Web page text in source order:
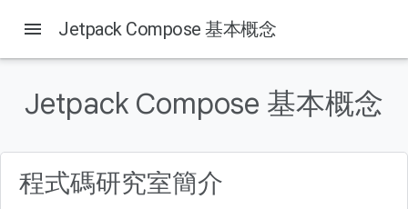
這個頁面中的內容
必要條件
執行步驟
軟硬體需求
menu Jetpack Compose 基本概念
Jetpack Compose 基本概念
程式碼研究室簡介